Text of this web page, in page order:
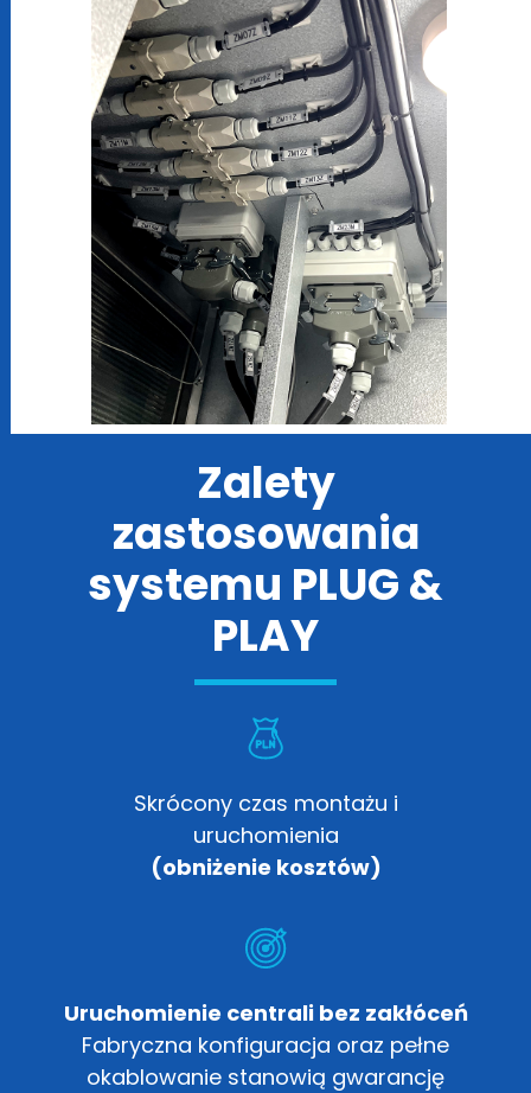
Zalety
zastosowania
systemu PLUG &
PLAY
Skrócony czas montażu i
uruchomienia
(obniżenie kosztów)
Uruchomienie centrali bez zakłóceń
Fabryczna konfiguracja oraz pełne
okablowanie stanowią gwarancję